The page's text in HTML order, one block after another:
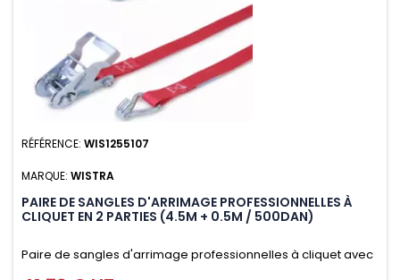
RÉFÉRENCE: WIS1255107
MARQUE: WISTRA
PAIRE DE SANGLES D'ARRIMAGE PROFESSIONNELLES À
CLIQUET EN 2 PARTIES (4.5M + 0.5M / 500DAN)
Paire de sangles d'arrimage professionnelles à cliquet avec